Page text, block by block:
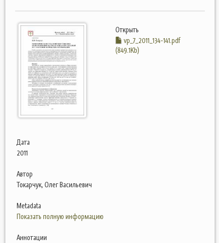
Открыть
vp_7_2011_134-141.pdf
(849.1Kb)
Дата
2011
Автор
Токарчук, Олег Васильевич
Metadata
Показать полную информацию
Аннотации